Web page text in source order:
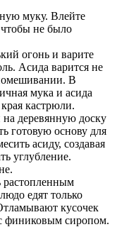
муку. Влейте
не было
огонь и варите
Асида варится не
В
мука и асида
кастрюли.
деревянную доску
готовую основу для
асиду, создавая
углубление.
едят только
кусочек
финиковым сиропом.